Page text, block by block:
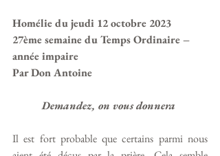
Homélie du jeudi 12 octobre 2023
27ème semaine du Temps Ordinaire –
année impaire
Par Don Antoine
Demandez, on vous donnera
Il est fort probable que certains parmi nous